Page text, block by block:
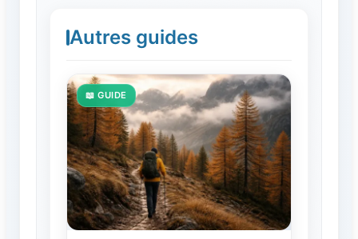
Autres guides
📖 GUIDE